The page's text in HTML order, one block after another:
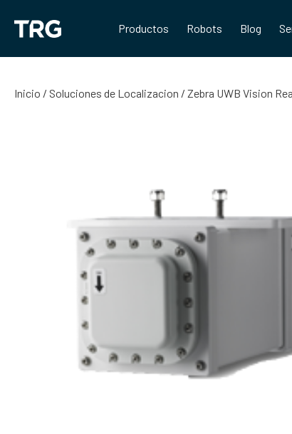
contenido
Productos Robots Blog
Inicio / Soluciones de Localizacion / Zebra UWB Vision